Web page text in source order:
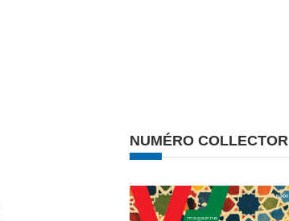
NUMÉRO COLLECTOR